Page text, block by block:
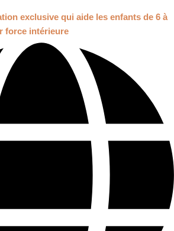
exclusive qui aide les enfants de 6 à
force intérieure